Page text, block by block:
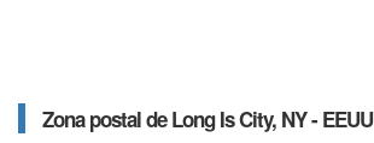
Zona postal de Long Is City, NY - EEUU